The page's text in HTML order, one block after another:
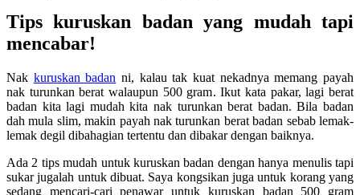
Tips kuruskan badan yang mudah tapi
mencabar!
Nak kuruskan badan ni, kalau tak kuat nekadnya memang payah
nak turunkan berat walaupun 500 gram. Ikut kata pakar, lagi berat
badan kita lagi mudah kita nak turunkan berat badan. Bila badan
dah mula slim, makin payah nak turunkan berat badan sebab lemak-
lemak degil dibahagian tertentu dan dibakar dengan baiknya.
Ada 2 tips mudah untuk kuruskan badan dengan hanya menulis tapi
sukar jugalah untuk dibuat. Saya kongsikan juga untuk korang yang
sedang mencari-cari penawar untuk kuruskan badan 500 gram